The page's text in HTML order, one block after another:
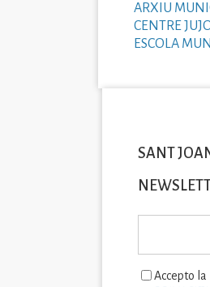
ARXIU
CENTRE
ESCOLA
SANT
Accepto la